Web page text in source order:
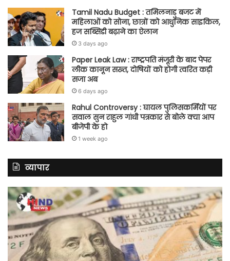
Tamil Nadu Budget : तमिलनाडु बजट में
महिलाओं को सोना, छात्रों को आधुनिक साइकिल,
हज सब्सिडी बढ़ाने का ऐलान
3 days ago
Paper Leak Law : राष्ट्रपति मंजूरी के बाद पेपर
लीक कानून सख्त, दोषियों को होगी त्वरित कड़ी
सजा अब
6 days ago
Rahul Controversy : घायल पुलिसकर्मियों पर
सवाल सुन राहुल गांधी पत्रकार से बोले क्या आप
बीजेपी के हो
1 week ago
व्यापार